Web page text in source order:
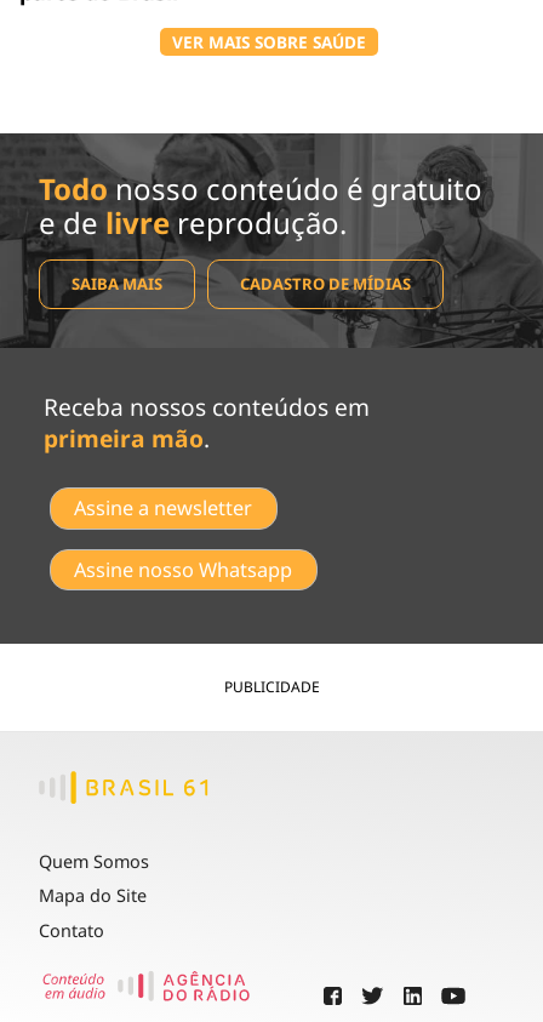
VER MAIS SOBRE SAÚDE
Todo nosso conteúdo é gratuito
e de livrereprodução.
SAIBA MAIS CADASTRO DE MÍDIAS
Receba nossos conteúdos em
primeira mão.
Assine a newsletter
Assine nosso Whatsapp
PUBLICIDADE
Quem Somos
Mapa do Site
Contato